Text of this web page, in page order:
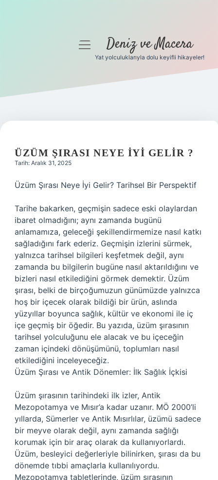
Gizlilik Politikası
Yasal Uyarı
menüyüDeniz ve Macera
Yat yolculuklarıyla dolu keyifli hikayeler!
ÜZÜM ŞIRASI NEYE IYI GELIR ?
Tarih: Aralık 31, 2025
Üzüm Şırası Neye İyi Gelir? Tarihsel Bir Perspektif
Tarihe bakarken, geçmişin sadece eski olaylardan
ibaret olmadığını; aynı zamanda bugünü
anlamamıza, geleceği şekillendirmemize nasıl katkı
sağladığını fark ederiz. Geçmişin izlerini sürmek,
yalnızca tarihsel bilgileri keşfetmek değil, aynı
zamanda bu bilgilerin bugüne nasıl aktarıldığını ve
bizleri nasıl etkilediğini görmek demektir. Üzüm
şırası, belki de birçoğumuzun günümüzde yalnızca
hoş bir içecek olarak bildiği bir ürün, aslında
yüzyıllar boyunca sağlık, kültür ve ekonomi ile iç
içe geçmiş bir öğedir. Bu yazıda, üzüm şırasının
tarihsel yolculuğunu ele alacak ve bu içeceğin
zaman içindeki dönüşümünü, toplumları nasıl
etkilediğini inceleyeceğiz.
Üzüm Şırası ve Antik Dönemler: İlk Sağlık İçkisi
Üzüm şırasının tarihindeki ilk izler, Antik
Mezopotamya ve Mısır’a kadar uzanır. MÖ 2000’li
yıllarda, Sümerler ve Antik Mısırlılar, üzümü sadece
bir meyve olarak değil, aynı zamanda sağlığı
korumak için bir araç olarak da kullanıyorlardı.
Üzüm, besleyici değerleriyle bilinirken, şırası da bu
dönemde tıbbi amaçlarla kullanılıyordu.
Mezopotamya tabletlerinde, üzüm şırasının